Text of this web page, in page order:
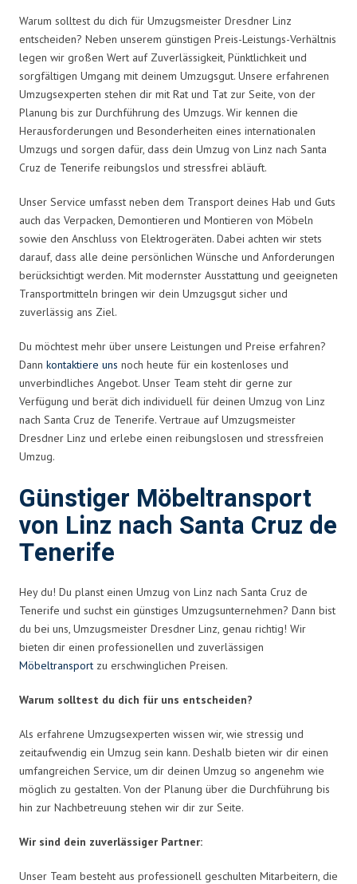
Warum solltest du dich für Umzugsmeister Dresdner Linz
entscheiden? Neben unserem günstigen Preis-Leistungs-Verhältnis
legen wir großen Wert auf Zuverlässigkeit, Pünktlichkeit und
sorgfältigen Umgang mit deinem Umzugsgut. Unsere erfahrenen
Umzugsexperten stehen dir mit Rat und Tat zur Seite, von der
Planung bis zur Durchführung des Umzugs. Wir kennen die
Herausforderungen und Besonderheiten eines internationalen
Umzugs und sorgen dafür, dass dein Umzug von Linz nach Santa
Cruz de Tenerife reibungslos und stressfrei abläuft.
Unser Service umfasst neben dem Transport deines Hab und Guts
auch das Verpacken, Demontieren und Montieren von Möbeln
sowie den Anschluss von Elektrogeräten. Dabei achten wir stets
darauf, dass alle deine persönlichen Wünsche und Anforderungen
berücksichtigt werden. Mit modernster Ausstattung und geeigneten
Transportmitteln bringen wir dein Umzugsgut sicher und
zuverlässig ans Ziel.
Du möchtest mehr über unsere Leistungen und Preise erfahren?
Dann kontaktiere uns noch heute für ein kostenloses und
unverbindliches Angebot. Unser Team steht dir gerne zur
Verfügung und berät dich individuell für deinen Umzug von Linz
nach Santa Cruz de Tenerife. Vertraue auf Umzugsmeister
Dresdner Linz und erlebe einen reibungslosen und stressfreien
Umzug.
Günstiger Möbeltransport
von Linz nach Santa Cruz de
Tenerife
Hey du! Du planst einen Umzug von Linz nach Santa Cruz de
Tenerife und suchst ein günstiges Umzugsunternehmen? Dann bist
du bei uns, Umzugsmeister Dresdner Linz, genau richtig! Wir
bieten dir einen professionellen und zuverlässigen
Möbeltransport zu erschwinglichen Preisen.
Warum solltest du dich für uns entscheiden?
Als erfahrene Umzugsexperten wissen wir, wie stressig und
zeitaufwendig ein Umzug sein kann. Deshalb bieten wir dir einen
umfangreichen Service, um dir deinen Umzug so angenehm wie
möglich zu gestalten. Von der Planung über die Durchführung bis
hin zur Nachbetreuung stehen wir dir zur Seite.
Wir sind dein zuverlässiger Partner:
Unser Team besteht aus professionell geschulten Mitarbeitern, die